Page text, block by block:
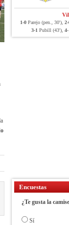
1-0Parejo (pen., 30'),
3-1 Pubill (43'), 4-
Encuestas
¿Te gusta la
Sí